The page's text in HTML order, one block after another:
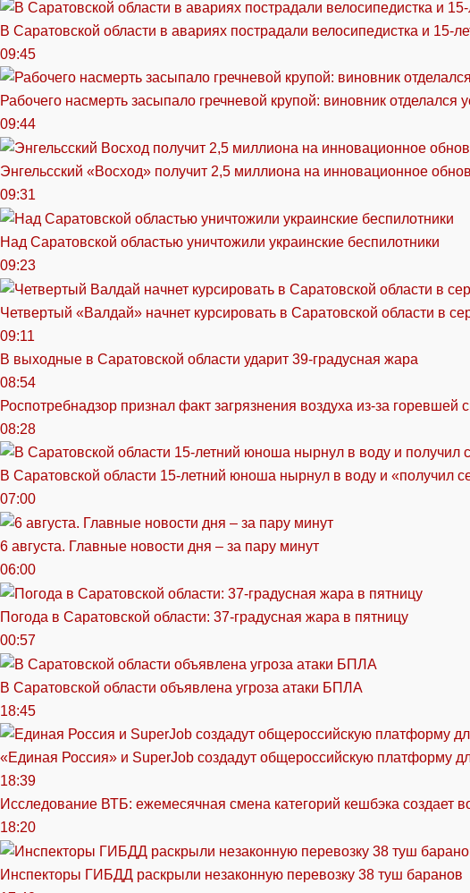
В Саратовской области в авариях пострадали велосипедистка и 15-
09:45
Рабочего насмерть засыпало гречневой крупой: виновник отделался
09:44
Энгельсский «Восход» получит 2,5 миллиона на инновационное
09:31
Над Саратовской областью уничтожили украинские беспилотники
09:23
Четвертый «Валдай» начнет курсировать в Саратовской области в
09:11
В выходные в Саратовской области ударит 39-градусная жара
08:54
Роспотребнадзор признал факт загрязнения воздуха из-за горевшей
08:28
В Саратовской области 15-летний юноша нырнул в воду и «получил
07:00
6 августа. Главные новости дня – за пару минут
06:00
Погода в Саратовской области: 37-градусная жара в пятницу
00:57
В Саратовской области объявлена угроза атаки БПЛА
18:45
«Единая Россия» и SuperJob создадут общероссийскую платформу
18:39
Исследование ВТБ: ежемесячная смена категорий кешбэка создает
18:20
Инспекторы ГИБДД раскрыли незаконную перевозку 38 туш баранов